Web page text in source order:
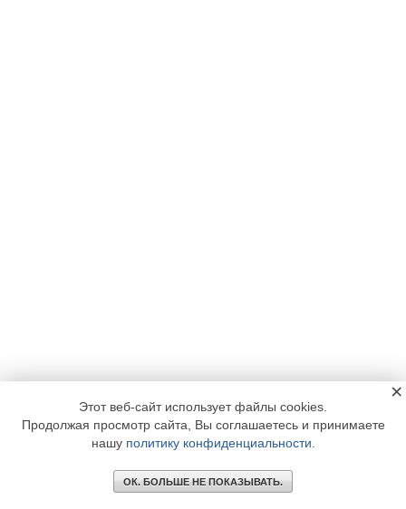
Этот веб-сайт использует файлы cookies.
Продолжая просмотр сайта, Вы соглашаетесь и принимаете
нашу политику конфиденциальности
ОК. БОЛЬШЕ НЕ ПОКАЗЫВАТЬ.
×